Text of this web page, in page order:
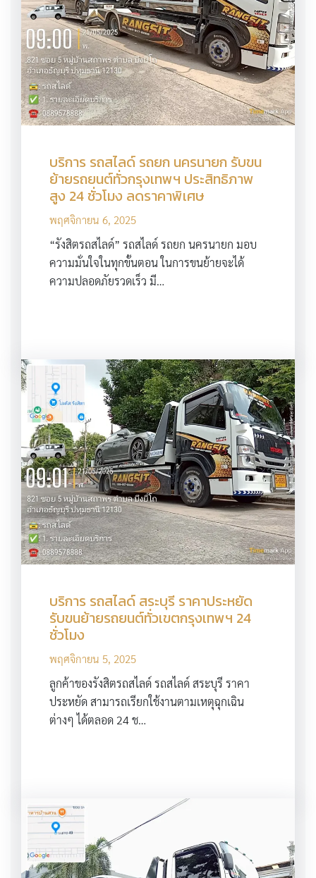
บริการ รถสไลด์ รถยก นครนายก รับขน
ย้ายรถยนต์ทั่วกรุงเทพฯ ประสิทธิภาพ
สูง 24 ชั่วโมง ลดราคาพิเศษ
พฤศจิกายน 6, 2025
“รังสิตรถสไลด์” รถสไลด์ รถยก นครนายก มอบ
ความมั่นใจในทุกขั้นตอน ในการขนย้ายจะได้
ความปลอดภัยรวดเร็ว มี…
บริการ รถสไลด์ สระบุรี ราคาประหยัด
รับขนย้ายรถยนต์ทั่วเขตกรุงเทพฯ 24
ชั่วโมง
พฤศจิกายน 5, 2025
ลูกค้าของรังสิตรถสไลด์ รถสไลด์ สระบุรี ราคา
ประหยัด สามารถเรียกใช้งานตามเหตุฉุกเฉิน
ต่างๆ ได้ตลอด 24 ช…